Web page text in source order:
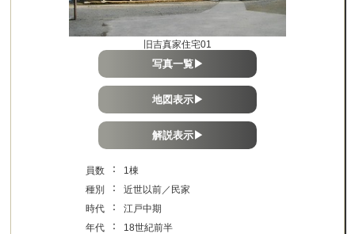
旧吉真家住宅01
写真一覧▶
地図表示▶
解説表示▶
員数 ：
1棟
種別
：
近世以前／民家
時代
：
江戸中期
年代
：
18世紀前半